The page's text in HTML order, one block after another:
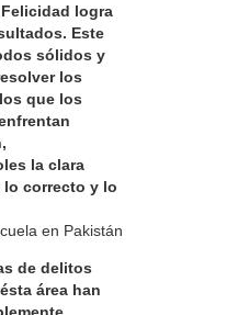
Felicidad logra
Este
sólidos y
los
que los
la clara
correcto y lo
en Pakistán
de delitos
área han